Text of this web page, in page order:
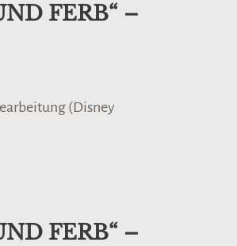
FERB“ –
(Disney
FERB“ –